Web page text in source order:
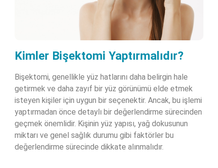
Kimler Bişektomi Yaptırmalıdır?
Bişektomi, genellikle yüz hatlarını daha belirgin hale
getirmek ve daha zayıf bir yüz görünümü elde etmek
isteyen kişiler için uygun bir seçenektir. Ancak, bu işlemi
yaptırmadan önce detaylı bir değerlendirme sürecinden
geçmek önemlidir. Kişinin yüz yapısı, yağ dokusunun
miktarı ve genel sağlık durumu gibi faktörler bu
değerlendirme sürecinde dikkate alınmalıdır.